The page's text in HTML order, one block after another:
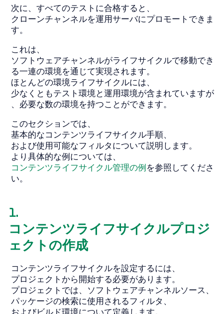
次に、すべてのテストに合格すると、
クローンチャンネルを運用サーバにプロモートできま
す。
これは、
ソフトウェアチャンネルがライフサイクルで移動でき
る一連の環境を通じて実現されます。
ほとんどの環境ライフサイクルには、
少なくともテスト環境と運用環境が含まれていますが
、必要な数の環境を持つことができます。
このセクションでは、
基本的なコンテンツライフサイクル手順、
および使用可能なフィルタについて説明します。
より具体的な例については、
コンテンツライフサイクル管理の例を参照してくださ
い。
1.
コンテンツライフサイクルプロジ
ェクトの作成
コンテンツライフサイクルを設定するには、
プロジェクトから開始する必要があります。
プロジェクトでは、ソフトウェアチャンネルソース、
パッケージの検索に使用されるフィルタ、